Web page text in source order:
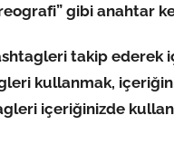
gibi anahtar
takip
kullanmak,
içeriğinizde